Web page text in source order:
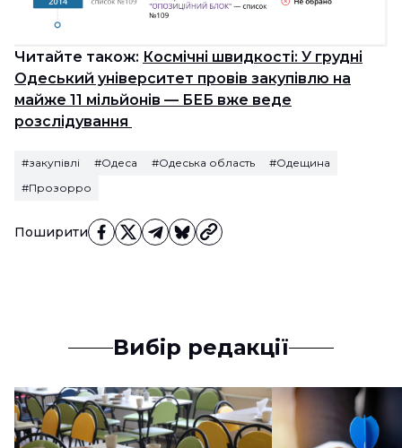
Поширити
Читайте також: Космічні швидкості: У грудні
Одеський університет провів закупівлю на
майже 11 мільйонів — БЕБ вже веде
розслідування
#закупівлі #Одеса #Одеська область
#Одещина
#Прозорро
Вибір редакції